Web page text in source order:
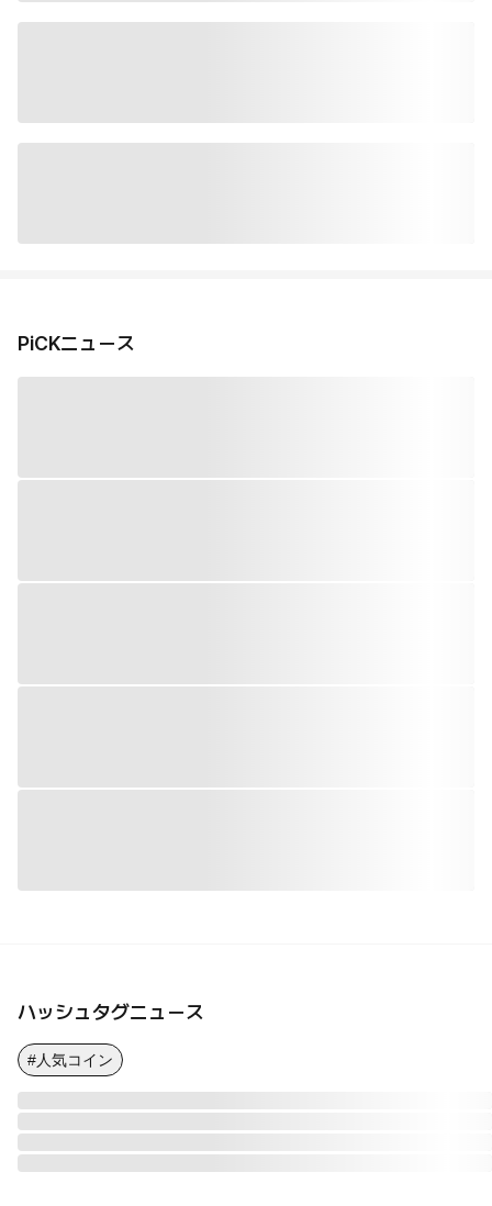
PiCKニュース
ハッシュタグニュース
#人気コイン